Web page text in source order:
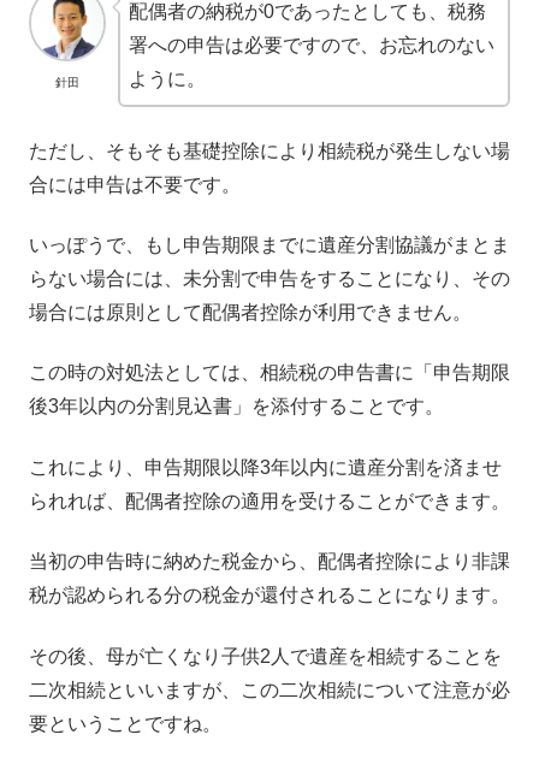
針田
配偶者の納税が0であったとしても、税務
署への申告は必要ですので、お忘れのない
ように。
ただし、そもそも基礎控除により相続税が発生しない場
合には申告は不要です。
いっぽうで、もし申告期限までに遺産分割協議がまとま
らない場合には、未分割で申告をすることになり、その
場合には原則として配偶者控除が利用できません。
この時の対処法としては、相続税の申告書に「申告期限
後3年以内の分割見込書」を添付することです。
これにより、申告期限以降3年以内に遺産分割を済ませ
られれば、配偶者控除の適用を受けることができます。
当初の申告時に納めた税金から、配偶者控除により非課
税が認められる分の税金が還付されることになります。
その後、母が亡くなり子供2人で遺産を相続することを
二次相続といいますが、この二次相続について注意が必
要ということですね。